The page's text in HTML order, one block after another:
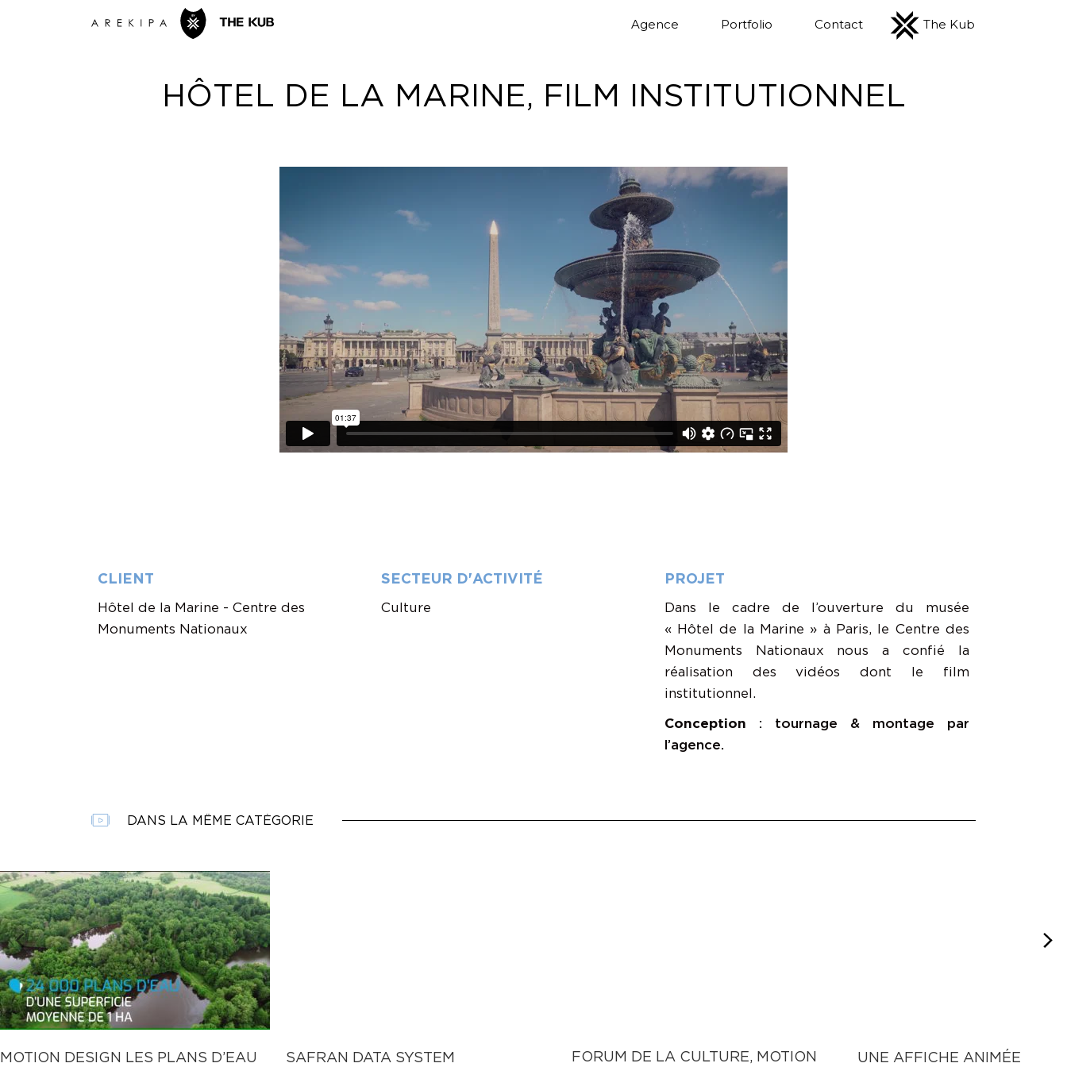
Agence Portfolio Contact The Kub
HÔTEL DE LA MARINE, FILM INSTITUTIONNEL
CLIENT
Hôtel de la Marine - Centre des
Monuments Nationaux
SECTEUR D'ACTIVITÉ
Culture
PROJET
Dans le cadre de l’ouverture du musée
« Hôtel de la Marine » à Paris, le Centre des
Monuments Nationaux nous a confié la
réalisation des vidéos dont le film
institutionnel.
Conception : tournage & montage par
l’agence.
DANS LA MÊME CATÉGORIE
MOTION DESIGN LES PLANS D’EAU SAFRAN DATA SYSTEM FORUM DE LA CULTURE, MOTION UNE AFFICHE ANIMÉE